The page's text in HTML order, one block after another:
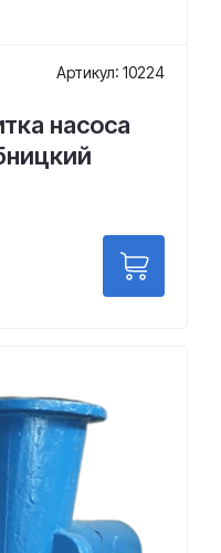
Артикул: 10224
насоса